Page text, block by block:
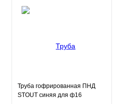
Труба гофрированная ПНД
STOUT синяя для ф16